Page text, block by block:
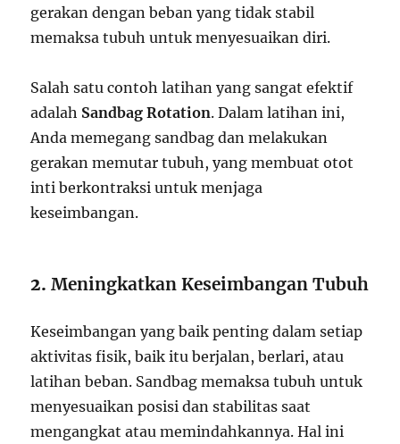
gerakan dengan beban yang tidak stabil
memaksa tubuh untuk menyesuaikan diri.
Salah satu contoh latihan yang sangat efektif
adalah Sandbag Rotation. Dalam latihan ini,
Anda memegang sandbag dan melakukan
gerakan memutar tubuh, yang membuat otot
inti berkontraksi untuk menjaga
keseimbangan.
2.Meningkatkan Keseimbangan Tubuh
Keseimbangan yang baik penting dalam setiap
aktivitas fisik, baik itu berjalan, berlari, atau
latihan beban. Sandbag memaksa tubuh untuk
menyesuaikan posisi dan stabilitas saat
mengangkat atau memindahkannya. Hal ini